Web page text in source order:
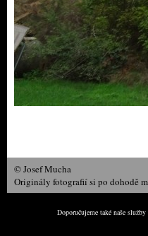
© Josef Mucha
Originály fotografií si po dohodě
Doporučujeme také naše služby